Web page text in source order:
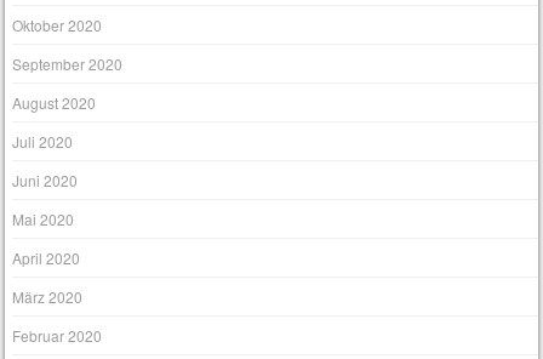
Oktober 2020
September 2020
August 2020
Juli 2020
Juni 2020
Mai 2020
April 2020
März 2020
Februar 2020